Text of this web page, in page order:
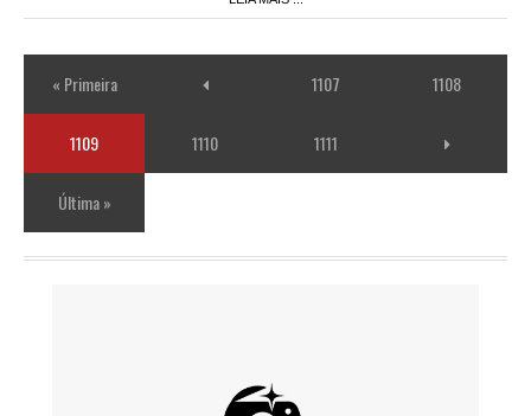
« Primeira 1107 1108
1109 1110 1111
Última »